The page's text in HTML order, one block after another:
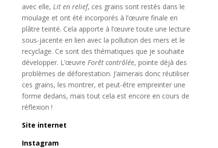
avec elle, Lit en relief, ces grains sont restés dans le
moulage et ont été incorporés à l’œuvre finale en
plâtre teinté. Cela apporte à l’œuvre toute une lecture
sous-jacente en lien avec la pollution des mers et le
recyclage. Ce sont des thématiques que je souhaite
développer. L’œuvre Forêt contrôlée, pointe déjà des
problèmes de déforestation. J’aimerais donc réutiliser
ces grains, les montrer, et peut-être empreinter une
forme dedans, mais tout cela est encore en cours de
réflexion !
Site internet
Instagram